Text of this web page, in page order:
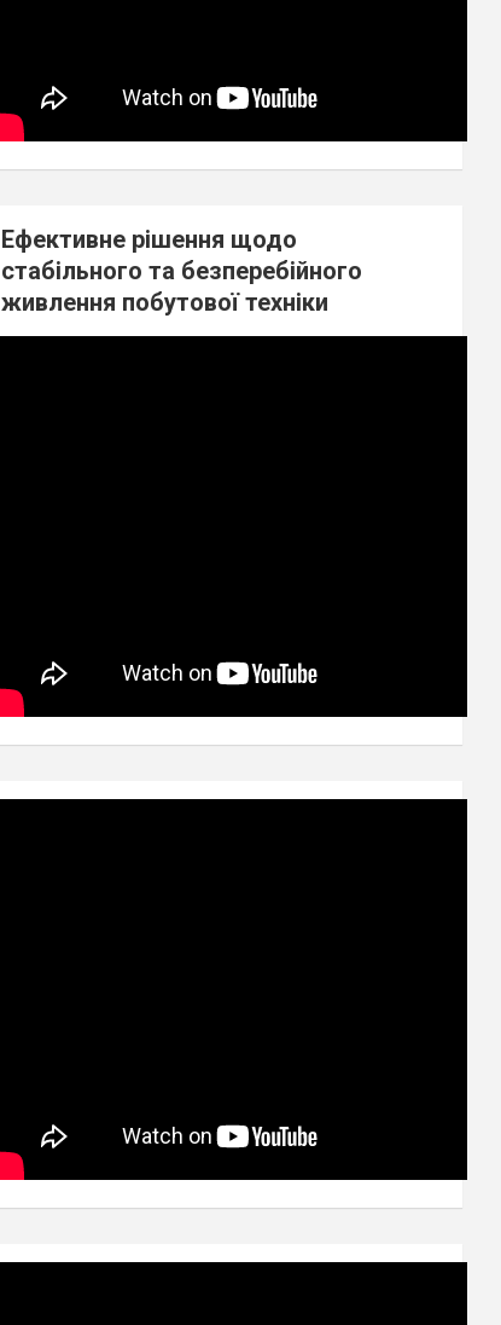
Ефективне рішення щодо
стабільного та безперебійного
живлення побутової техніки